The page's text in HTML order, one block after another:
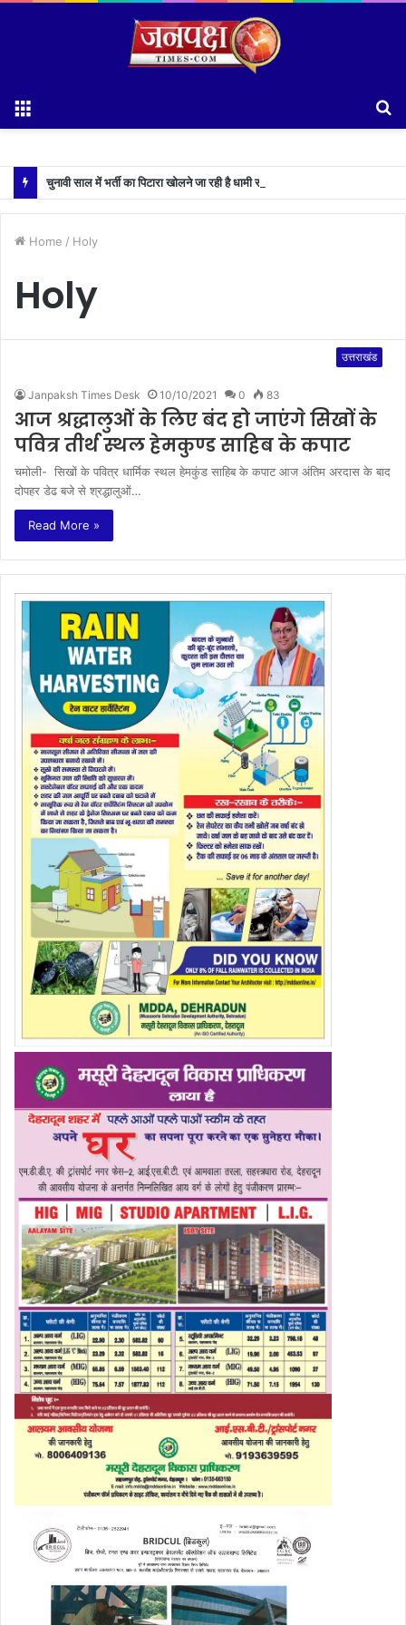
Home / Holy
Holy
उत्तराखंड
Janpaksh Times Desk 10/10/2021 0 83
आज श्रद्धालुओं के लिए बंद हो जाएंगे सिखों के
पवित्र तीर्थ स्थल हेमकुण्ड साहिब के कपाट
चमोली- सिखों के पवित्र धार्मिक स्थल हेमकुंड साहिब के कपाट आज अंतिम अरदास के बाद
दोपहर डेढ बजे से श्रद्धालुओं…
Read More »